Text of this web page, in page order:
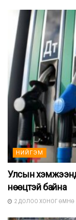
НИЙГЭМ
Улсын
нөөцтэй байна
2 ДОЛОО ХОНОГ ӨМНӨ